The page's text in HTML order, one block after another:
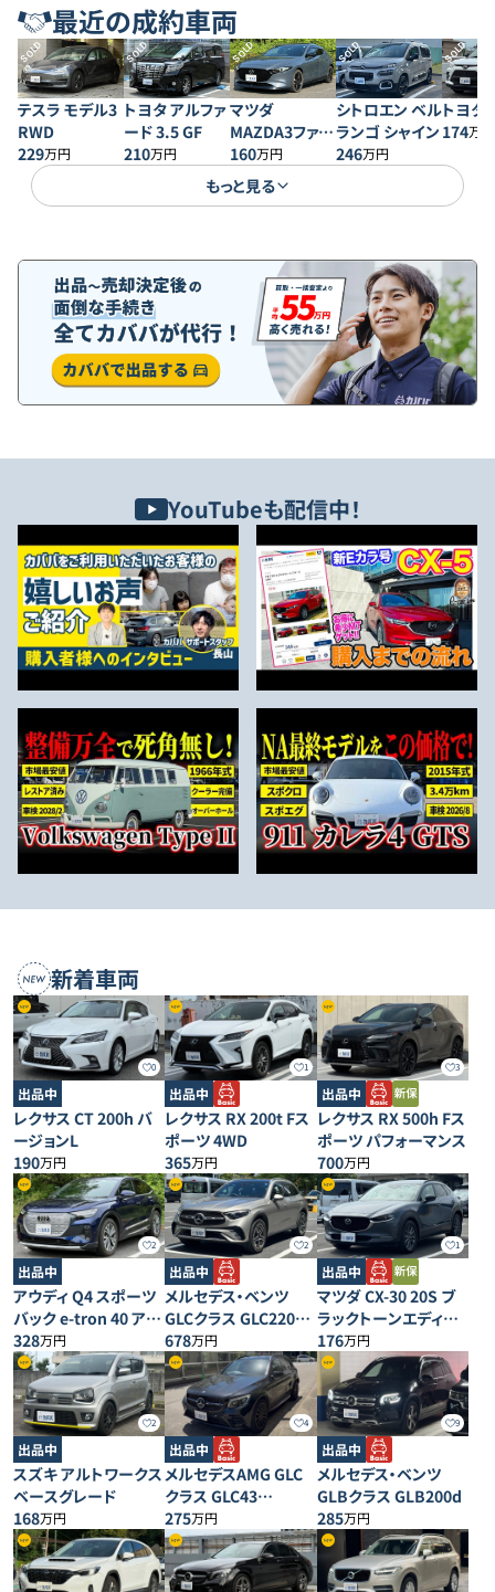
最近の成約車両
SOLD
テスラ モデル3
RWD
229万円
SOLD
トヨタ アルファ
ード 3.5 GF
210万円
SOLD
マツダ
MAZDA3ファス
トバック 20S プ
ロアクティブ
160万円
SOLD
シトロエン ベル
ランゴ シャイン
246万円
SOLD
トヨタ
174万円
もっと見る
YouTubeも配信中！
新着車両
0
出品中
レクサス CT 200h バ
ージョンL
190万円
1
出品中
レクサス RX 200t Fス
ポーツ 4WD
365万円
3
出品中
レクサス RX 500h Fス
ポーツ パフォーマンス
700万円
2
出品中
アウディ Q4 スポーツ
バック e-tron 40 アド
バンスト
328万円
2
出品中
メルセデス・ベンツ
GLCクラス GLC220d
4MATIC AMGライン
678万円
1
出品中
マツダ CX-30 20S ブ
ラックトーンエディシ
ョン
176万円
2
出品中
スズキ アルトワークス
ベースグレード
168万円
4
出品中
メルセデスAMG GLC
クラス GLC43
4MATIC
275万円
9
出品中
メルセデス・ベンツ
GLBクラス GLB200d
285万円